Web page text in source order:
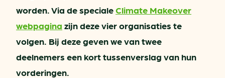
worden. Via de specialeClimate Makeover
webpagina zijn deze vier organisaties te
volgen. Bij deze geven we van twee
deelnemers een kort tussenverslag van hun
vorderingen.